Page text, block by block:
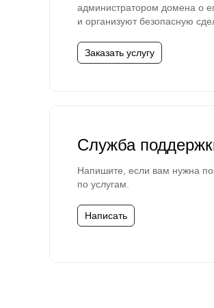
администратором домена о
и организуют безопасную
Заказать услугу
Служба
Напишите, если вам нужна
по услугам.
Написать